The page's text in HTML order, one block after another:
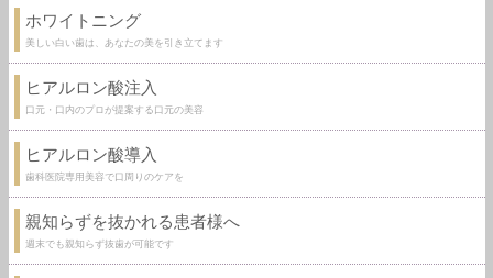
ホワイトニング
美しい白い歯は、あなたの美を引き立てます
ヒアルロン酸注入
口元・口内のプロが提案する口元の美容
ヒアルロン酸導入
歯科医院専用美容で口周りのケアを
親知らずを抜かれる患者様へ
週末でも親知らず抜歯が可能です